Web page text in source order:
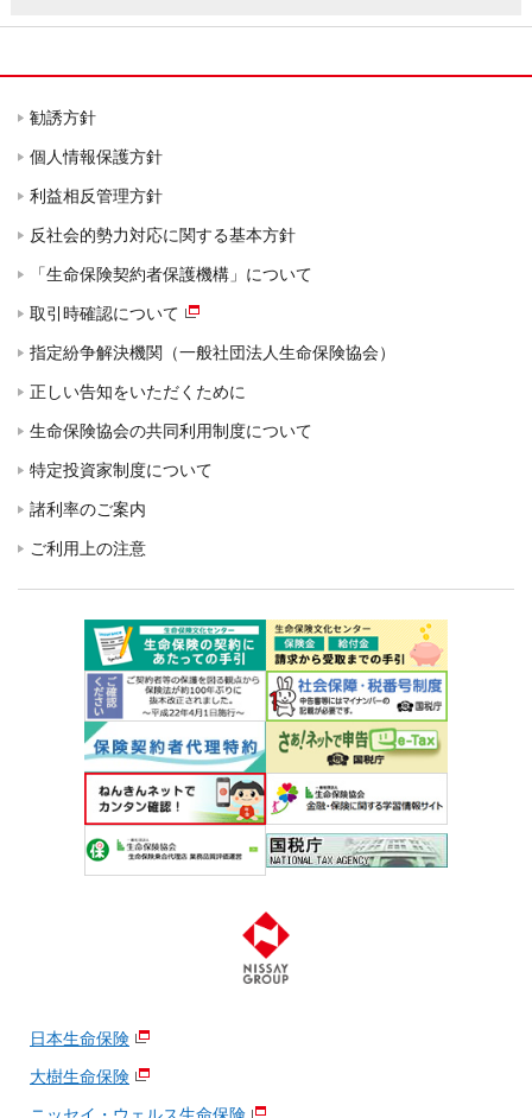
勧誘方針
個人情報保護方針
利益相反管理方針
反社会的勢力対応に関する基本方針
「生命保険契約者保護機構」について
取引時確認について
指定紛争解決機関（一般社団法人生命保険協会）
正しい告知をいただくために
生命保険協会の共同利用制度について
特定投資家制度について
諸利率のご案内
ご利用上の注意
日本生命保険
大樹生命保険